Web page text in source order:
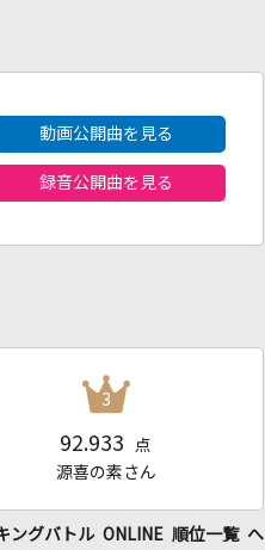
動画公開曲を見る
録音公開曲を見る
3
92.933
点
源喜の素さん
ングバトル ONLINE 順位一覧 へ